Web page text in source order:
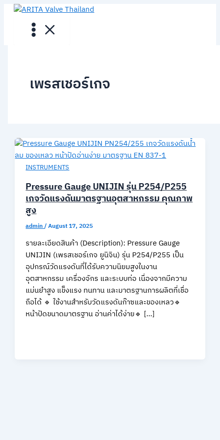
Skip
เพรสเชอร์เกจ
INSTRUMENTS
Pressure Gauge UNIJIN รุ่น P254/P255
เกจวัดแรงดันมาตรฐานอุตสาหกรรม คุณภาพ
สูง
admin/August 17, 2025
รายละเอียดสินค้า (Description): Pressure Gauge
UNIJIN (เพรสเชอร์เกจ ยูนิจิน) รุ่น P254/P255 เป็น
อุปกรณ์วัดแรงดันที่ได้รับความนิยมสูงในงาน
อุตสาหกรรม เครื่องจักร และระบบท่อ เนื่องจากมีความ
แม่นยำสูง แข็งแรง ทนทาน และมาตรฐานการผลิตที่เชื่อ
ถือได้ 🔹 ใช้งานสำหรับวัดแรงดันก๊าซและของเหลว🔹
หน้าปัดขนาดมาตรฐาน อ่านค่าได้ง่าย🔹 […]